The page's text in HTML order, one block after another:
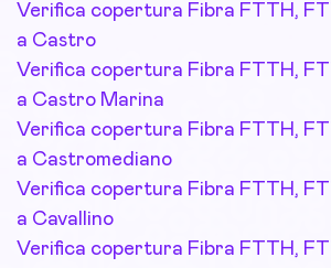
Verifica copertura Fibra FTTH,
a Castro
Verifica copertura Fibra FTTH,
a Castro Marina
Verifica copertura Fibra FTTH,
a Castromediano
Verifica copertura Fibra FTTH,
a Cavallino
Verifica copertura Fibra FTTH,